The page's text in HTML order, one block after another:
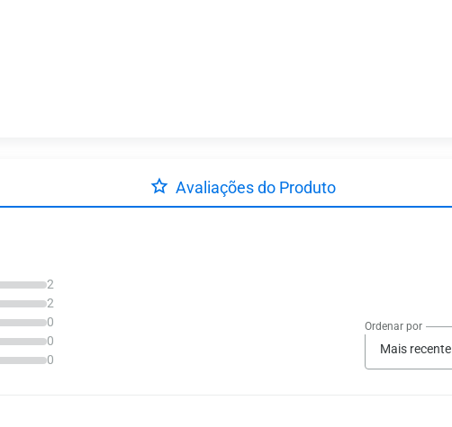
Avaliações do Produto
2
2
0
0
0
Ordenar por
Mais recente